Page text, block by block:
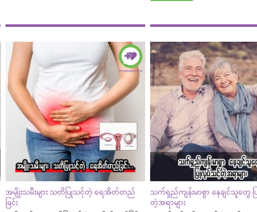
အမျိုးသမီးများ သတိပြုသင့်တဲ့ ရေအိတ်တည်
ခြင်း
သက်ရှည်ကျန်းမာစွာ နေချင်သူတွေ
တဲ့အရာများ